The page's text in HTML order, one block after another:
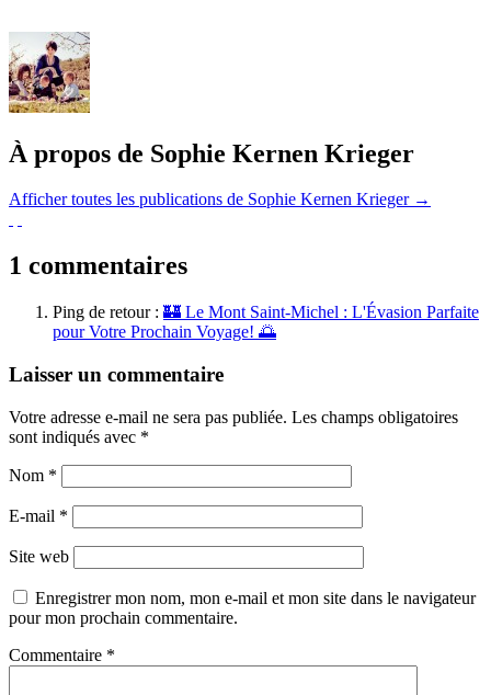
À propos de Sophie Kernen Krieger
Afficher toutes les publications de Sophie Kernen Krieger →
1 commentaires
Ping de retour : 🏰 Le Mont Saint-Michel : L'Évasion Parfaite
pour Votre Prochain Voyage! 🌅
Laisser un commentaire
Votre adresse e-mail ne sera pas publiée. Les champs obligatoires
sont indiqués avec *
Nom *
E-mail *
Site web
Enregistrer mon nom, mon e-mail et mon site dans le navigateur
pour mon prochain commentaire.
Commentaire *